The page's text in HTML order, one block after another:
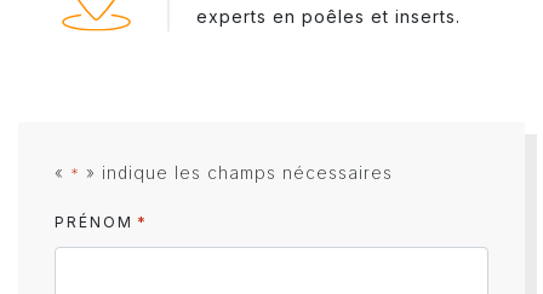
experts en poêles et inserts.
« * » indique les champs nécessaires
PRÉNOM *